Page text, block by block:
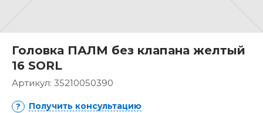
Головка ПАЛМ без клапана желтый
16 SORL
Артикул: 35210050390
Получить консультацию